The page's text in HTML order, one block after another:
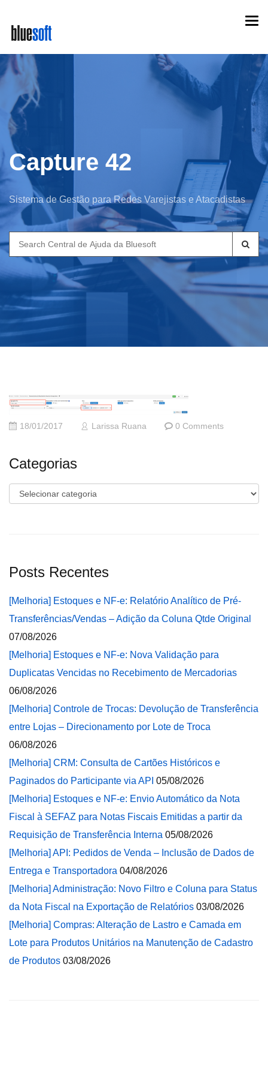
main
content
Capture 42
Sistema de Gestão para Redes Varejistas e Atacadistas
Search
for:
18/01/2017 Larissa Ruana 0 Comments
Categorias
Categorias
Posts Recentes
[Melhoria] Estoques e NF-e: Relatório Analítico de Pré-
Transferências/Vendas – Adição da Coluna Qtde Original
07/08/2026
[Melhoria] Estoques e NF-e: Nova Validação para
Duplicatas Vencidas no Recebimento de Mercadorias
06/08/2026
[Melhoria] Controle de Trocas: Devolução de Transferência
entre Lojas – Direcionamento por Lote de Troca
06/08/2026
[Melhoria] CRM: Consulta de Cartões Históricos e
Paginados do Participante via API 05/08/2026
[Melhoria] Estoques e NF-e: Envio Automático da Nota
Fiscal à SEFAZ para Notas Fiscais Emitidas a partir da
Requisição de Transferência Interna 05/08/2026
[Melhoria] API: Pedidos de Venda – Inclusão de Dados de
Entrega e Transportadora 04/08/2026
[Melhoria] Administração: Novo Filtro e Coluna para Status
da Nota Fiscal na Exportação de Relatórios 03/08/2026
[Melhoria] Compras: Alteração de Lastro e Camada em
Lote para Produtos Unitários na Manutenção de Cadastro
de Produtos 03/08/2026